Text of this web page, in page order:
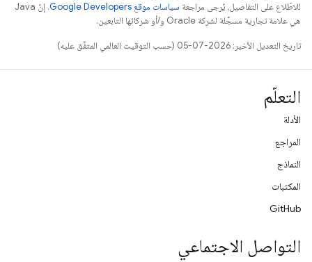
للاطّلاع على التفاصيل، يُرجى مراجعة سياسات موقع Google Developers‏
. إنّ Java
هي علامة تجارية مسجَّلة لشركة Oracle و/أو شركائها التابعين.
تاريخ التعديل الأخير: 2026-07-05 (حسب التوقيت العالمي المتفَّق عليه)
التعلّم
الأدلة
المراجع
النماذج
المكتبات
GitHub
التواصل الاجتماعي